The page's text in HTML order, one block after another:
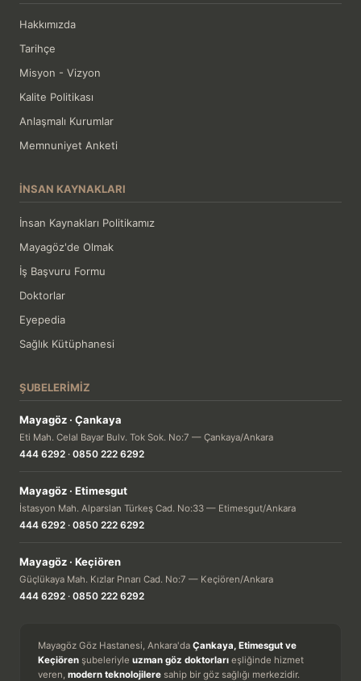
Hakkımızda
Tarihçe
Misyon - Vizyon
Kalite Politikası
Anlaşmalı Kurumlar
Memnuniyet Anketi
İNSAN KAYNAKLARI
İnsan Kaynakları Politikamız
Mayagöz'de Olmak
İş Başvuru Formu
Doktorlar
Eyepedia
Sağlık Kütüphanesi
ŞUBELERIMIZ
Mayagöz · Çankaya
Eti Mah. Celal Bayar Bulv. Tok Sok. No:7 — Çankaya/Ankara
444 6292 · 0850 222 6292
Mayagöz · Etimesgut
İstasyon Mah. Alparslan Türkeş Cad. No:33 — Etimesgut/Ankara
444 6292 · 0850 222 6292
Mayagöz · Keçiören
Güçlükaya Mah. Kızlar Pınarı Cad. No:7 — Keçiören/Ankara
444 6292 · 0850 222 6292
Mayagöz Göz Hastanesi, Ankara'da Çankaya, Etimesgut ve
Keçiören şubeleriyle uzman göz doktorları eşliğinde hizmet
veren, modern teknolojilere sahip bir göz sağlığı merkezidir.